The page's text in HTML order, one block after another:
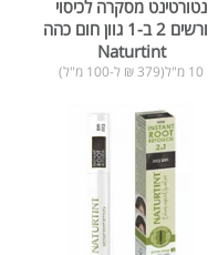
נטורטינט מסקרה לכיסוי
שורשים 2 ב-1 גוון חום כהה
Naturtint
10 מ"ל(379 ₪ ל-100 מ"ל)